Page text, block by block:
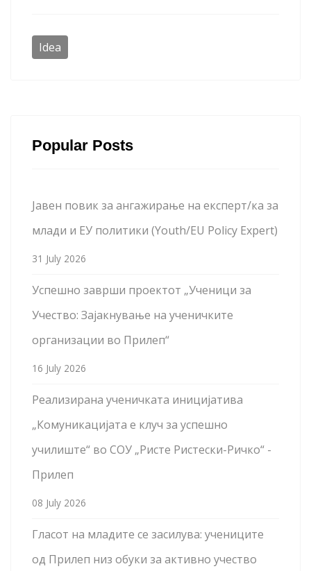
Idea
Popular Posts
Јавен повик за ангажирање на експерт/ка за
млади и ЕУ политики (Youth/EU Policy Expert)
31 July 2026
Успешно заврши проектот „Ученици за
Учество: Зајакнување на ученичките
организации во Прилеп“
16 July 2026
Реализирана ученичката иницијатива
„Комуникацијата е клуч за успешно
училиште“ во СОУ „Ристе Ристески-Ричко“ -
Прилеп
08 July 2026
Гласот на младите се засилува: учениците
од Прилеп низ обуки за активно учество